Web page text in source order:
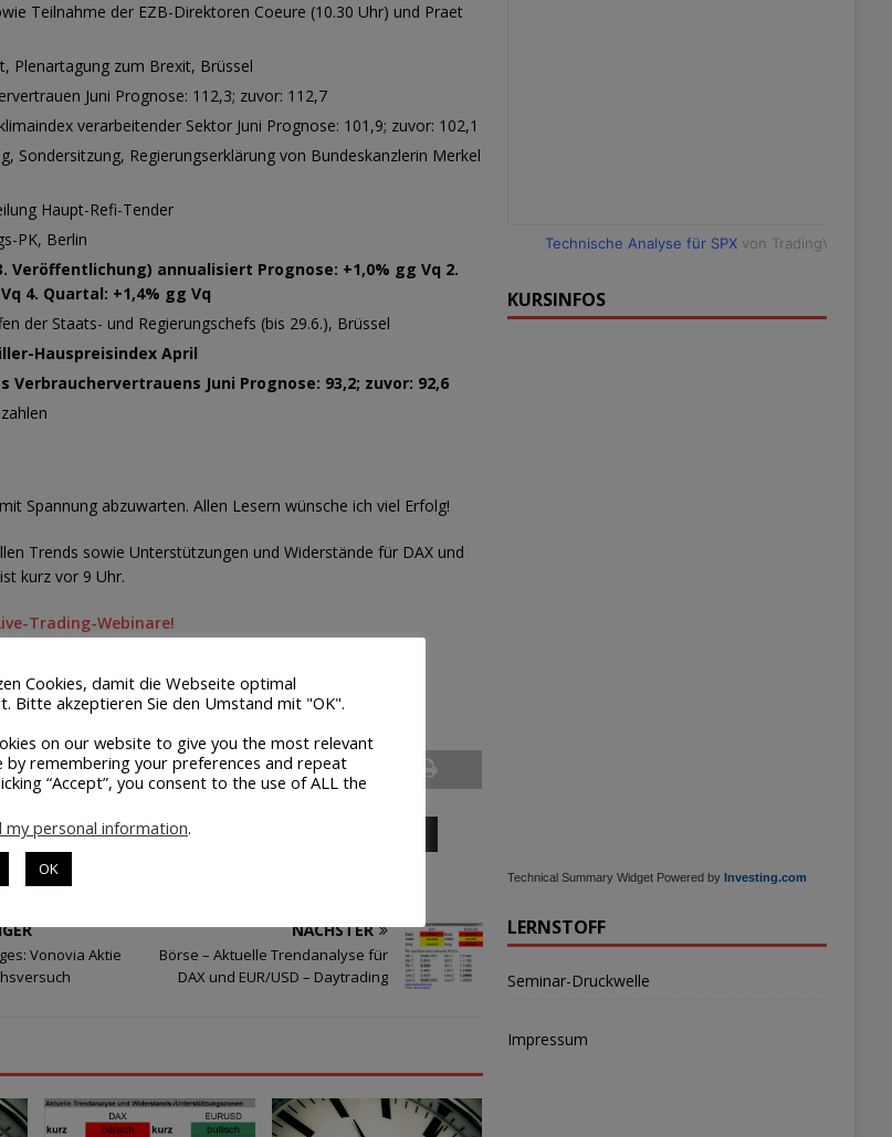
Teilnahme der EZB-Direktoren Coeure (10.30 Uhr) und Praet
Plenartagung zum Brexit, Brüssel
Juni Prognose: 112,3; zuvor: 112,7
verarbeitender Sektor Juni Prognose: 101,9; zuvor: 102,1
Sondersitzung, Regierungserklärung von Bundeskanzlerin Merkel
Haupt-Refi-Tender
PK, Berlin
Veröffentlichung) annualisiert Prognose: +1,0% gg Vq 2.
4. Quartal: +1,4% gg Vq
der Staats- und Regierungschefs (bis 29.6.), Brüssel
Hauspreisindex April
Verbrauchervertrauens Juni Prognose: 93,2; zuvor: 92,6
Spannung abzuwarten. Allen Lesern wünsche ich viel Erfolg!
Trends sowie Unterstützungen und Widerstände für DAX und
kurz vor 9 Uhr.
Trading-Webinare!
KONJUNKTURDATEN
Vonovia Aktie
NÄCHSTER
Börse – Aktuelle Trendanalyse für
DAX und EUR/USD – Daytrading
Technische Analyse für SPXvon TradingView
KURSINFOS
Technical Summary Widget Powered by Investing.com
LERNSTOFF
Seminar-Druckwelle
Impressum
Cookies, damit die Webseite optimal
Bitte akzeptieren Sie den Umstand mit "OK".
on our website to give you the most relevant
by remembering your preferences and repeat
“Accept”, you consent to the use of ALL the
my personal information.
OK